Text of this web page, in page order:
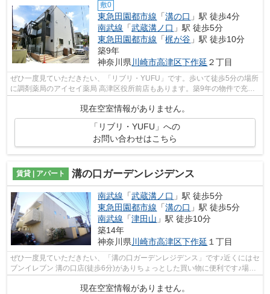
敷0
東急田園都市線 「溝の口 」駅 徒歩4分
南武線 「武蔵溝ノ口 」駅 徒歩5分
東急田園都市線 「梶が谷 」駅 徒歩10分
築9年
神奈川県川崎市高津区下作延 ２丁目
ぜひ一度見ていただきたい、「リブリ・YUFU」です。歩いて徒歩5分の場所
に調剤薬局のアイセイ薬局 高津区役所前店もあります。築9年の物件で充実
現在空室情報がありません。
「リブリ・YUFU」への
お問い合わせはこちら
賃貸 | アパート 溝の口ガーデンレジデンス
南武線 「武蔵溝ノ口 」駅 徒歩5分
東急田園都市線 「溝の口 」駅 徒歩5分
南武線 「津田山 」駅 徒歩10分
築14年
神奈川県 川崎市高津区下作延 １丁目
ぜひ一度見ていただきたい、「溝の口ガーデンレジデンス」です♪近くにはセ
ブンイレブン 溝の口店(徒歩6分)がありちょっとした買い物に便利です♪場所
現在空室情報がありません。